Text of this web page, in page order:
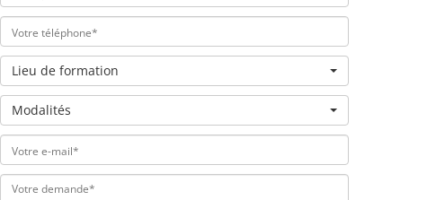
Lieu de formation
Modalités